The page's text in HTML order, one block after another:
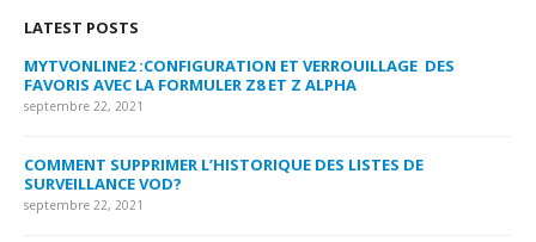
LATEST POSTS
MYTVONLINE2 :CONFIGURATION ET VERROUILLAGE DES
FAVORIS AVEC LA FORMULER Z8 ET Z ALPHA
septembre 22, 2021
COMMENT SUPPRIMER L’HISTORIQUE DES LISTES DE
SURVEILLANCE VOD?
septembre 22, 2021